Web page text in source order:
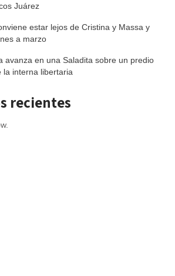
Juárez
estar lejos de Cristina y Massa y
a marzo
avanza en una Saladita sobre un predio
la interna libertaria
recientes